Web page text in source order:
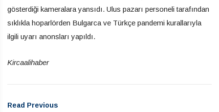
gösterdiği kameralara yansıdı. Ulus pazarı personeli tarafından
sıklıkla hoparlörden Bulgarca ve Türkçe pandemi kurallarıyla
ilgili uyarı anonsları yapıldı.
Kircaalihaber
Read Previous